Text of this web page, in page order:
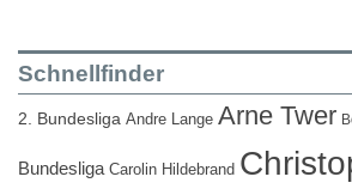
Schnellfinder
2. Bundesliga Andre Lange Arne Twer
Bundesliga Carolin Hildebrand